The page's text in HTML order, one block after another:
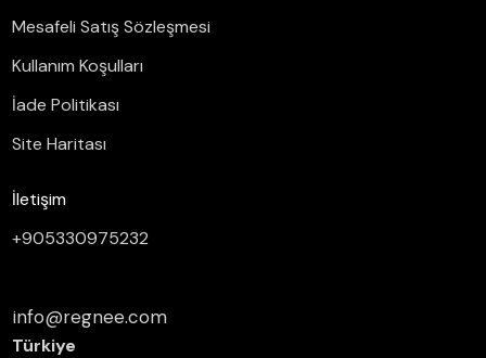
Mesafeli Satış Sözleşmesi
Kullanım Koşulları
İade Politikası
Site Haritası
İletişim
+905330975232
info@regnee.com
Türkiye